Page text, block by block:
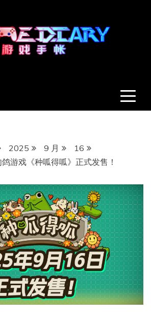
2025 9 月
16
游戏《种呱得呱》正式发售！